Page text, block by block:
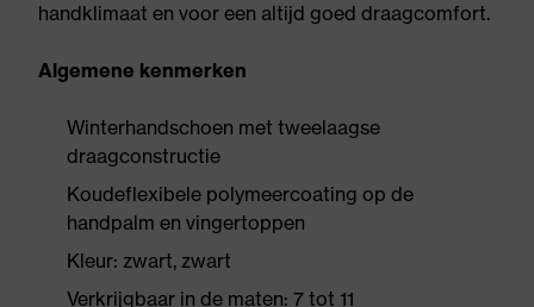
handklimaat en voor een altijd goed draagcomfort.
Algemene kenmerken
Winterhandschoen met tweelaagse
draagconstructie
Koudeflexibele polymeercoating op de
handpalm en vingertoppen
Kleur: zwart, zwart
Verkrijgbaar in de maten: 7 tot 11